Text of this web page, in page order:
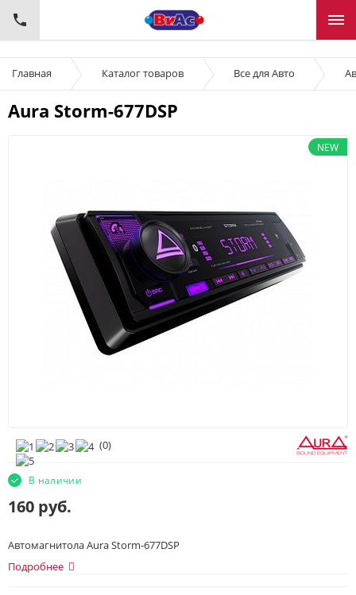
Главная Каталог товаров Все для Авто
Aura Storm-677DSP
NEW
(0)
В наличии
160 руб.
Автомагнитола Aura Storm-677DSP
Подробнее